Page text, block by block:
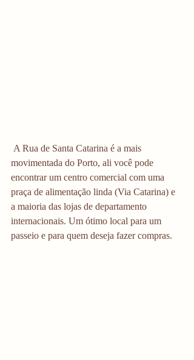
movimentada do Porto, ali você pode
encontrar um centro comercial com uma
praça de alimentação linda (Via Catarina) e
a maioria das lojas de departamento
internacionais. Um ótimo local para um
passeio e para quem deseja fazer compras.